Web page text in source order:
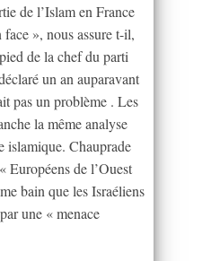
de l’Islam en France
», nous assure t-il,
de la chef du parti
un an auparavant
pas un problème . Les
la même analyse
islamique. Chauprade
Européens de l’Ouest
bain que les Israéliens
une « menace